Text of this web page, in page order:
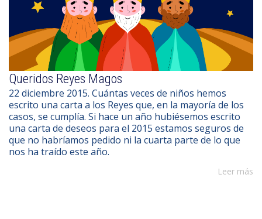
Queridos Reyes Magos
22 diciembre 2015. Cuántas veces de niños hemos
escrito una carta a los Reyes que, en la mayoría de los
casos, se cumplía. Si hace un año hubiésemos escrito
una carta de deseos para el 2015 estamos seguros de
que no habríamos pedido ni la cuarta parte de lo que
nos ha traído este año.
Leer más